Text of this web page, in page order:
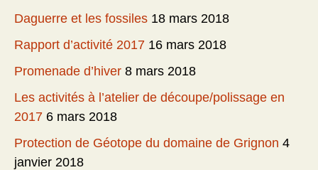
Daguerre et les fossiles 18 mars 2018
Rapport d’activité 2017 16 mars 2018
Promenade d’hiver 8 mars 2018
Les activités à l’atelier de découpe/polissage en
2017 6 mars 2018
Protection de Géotope du domaine de Grignon 4
janvier 2018